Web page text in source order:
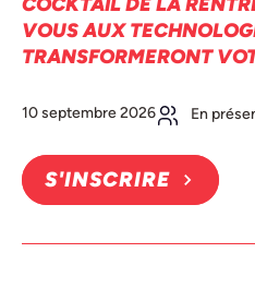
VOUS AUX
TRANSFORMERONT
10 septembre 2026 En
S'INSCRIRE